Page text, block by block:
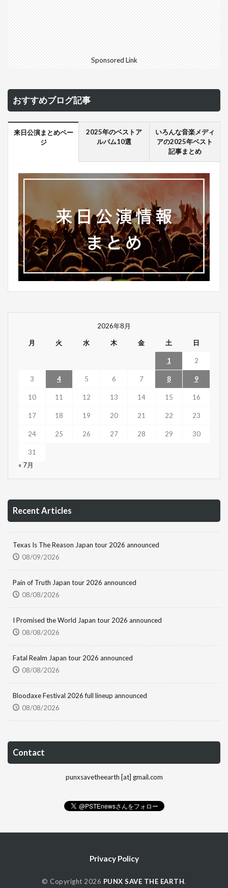
Sponsored Link
おすすめブログ記事
来日公演まとめペー
ジ
2025年のベストア
ルバム10選
いろんな音楽メディ
アの2025年ベスト
記事まとめ
2026年8月
月 火 水 木 金 土 日
1 2
3 4 5 6 7 8 9
10 11 12 13 14 15 16
17 18 19 20 21 22 23
24 25 26 27 28 29 30
31
« 7月
Recent Articles
Texas Is The Reason Japan tour 2026 announced
08/09/2026
Pain of Truth Japan tour 2026 announced
08/08/2026
I Promised the World Japan tour 2026 announced
08/08/2026
Fatal Realm Japan tour 2026 announced
08/08/2026
Bloodaxe Festival 2026 full lineup announced
08/08/2026
Contact
punxsavetheearth [at] gmail.com
Privacy Policy
© Copyright 2026 PUNX SAVE THE EARTH.